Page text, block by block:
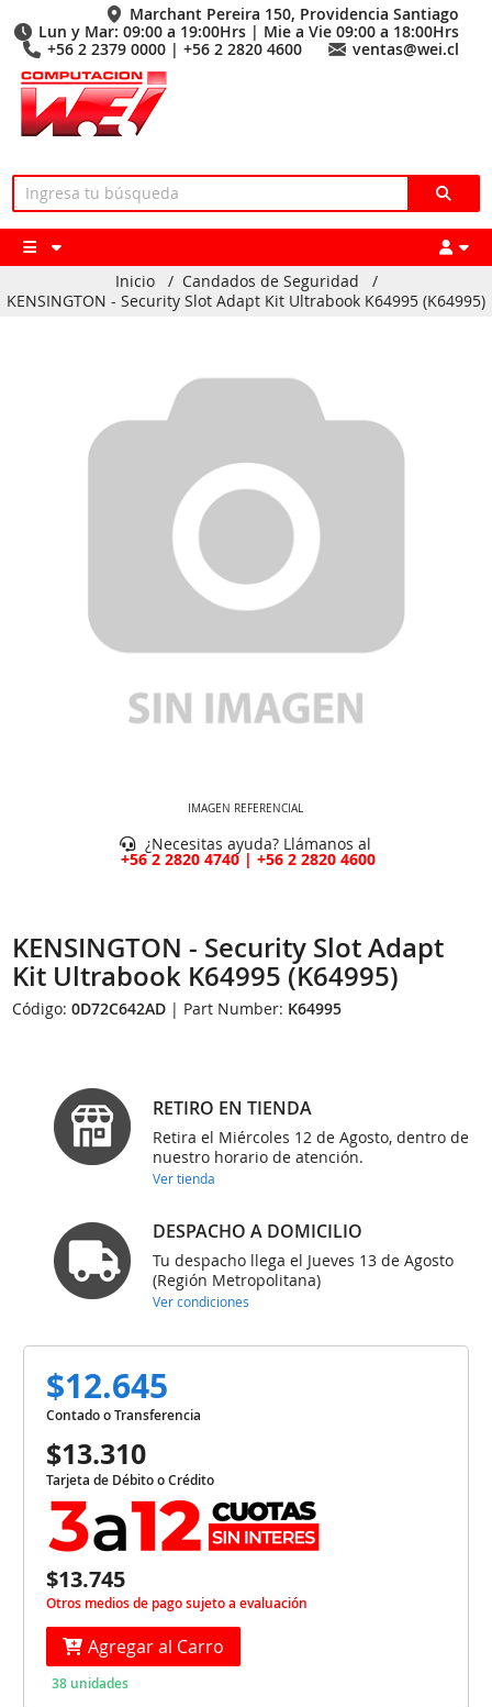
Marchant Pereira 150, Providencia Santiago
Lun y Mar: 09:00 a 19:00Hrs | Mie a Vie 09:00 a 18:00Hrs
+56 2 2379 0000 | +56 2 2820 4600
ventas@wei.cl
Inicio / Candados de Seguridad
/
KENSINGTON - Security Slot Adapt Kit Ultrabook K64995 (K64995)
IMAGEN REFERENCIAL
¿Necesitas ayuda? Llámanos al
+56 2 2820 4740 | +56 2 2820 4600
KENSINGTON - Security Slot Adapt
Kit Ultrabook K64995 (K64995)
Código:0D72C642AD | Part Number: K64995
RETIRO EN TIENDA
Retira el Miércoles 12 de Agosto, dentro de
nuestro horario de atención.
Ver tienda
DESPACHO A DOMICILIO
Tu despacho llega el Jueves 13 de Agosto
(Región Metropolitana)
Ver condiciones
$12.645
Contado o Transferencia
$13.310
Tarjeta de Débito o Crédito
$13.745
Otros medios de pago sujeto a evaluación
Agregar al Carro
38 unidades